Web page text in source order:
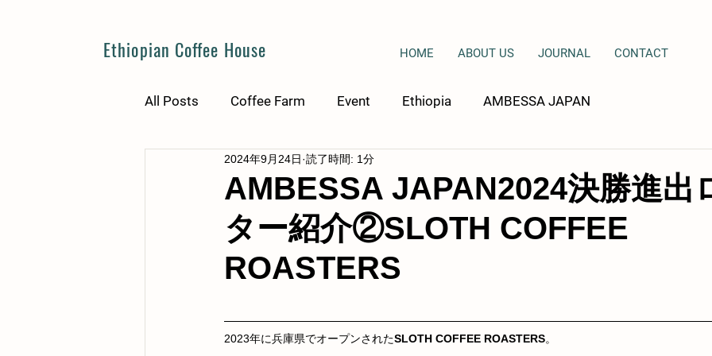
Ethiopian Coffee House HOME ABOUT US JOURNAL CONTACT
All Posts Coffee Farm Event Ethiopia AMBESSA JAPAN
AMBESSA JAPAN2024決勝進出
ター紹介②SLOTH COFFEE
ROASTERS
2024年9月24日 読了時間: 1分
2023年に兵庫県でオープンされたSLOTH COFFEE ROASTERS。